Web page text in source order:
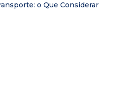
o Que Considerar